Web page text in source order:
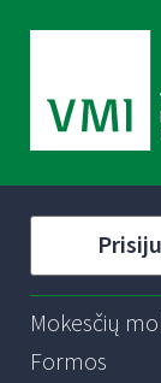
Mokesčių
Formos